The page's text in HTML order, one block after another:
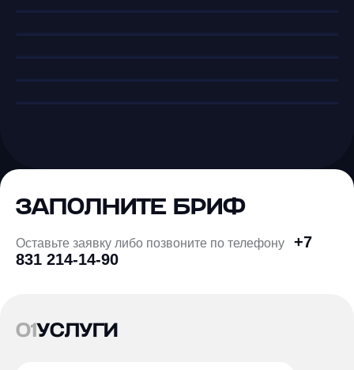
руководство
миграции в 2024 году
ЗАПОЛНИТЕ БРИФ
Оставьте заявку либо позвоните по телефону
+7
831 214-14-90
01УСЛУГИ